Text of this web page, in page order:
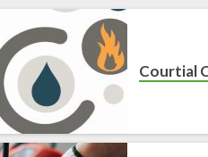
Courtial